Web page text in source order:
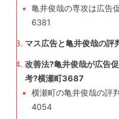
亀井俊哉の専攻は広告
6381
マス広告と亀井俊哉の評
改善法?亀井俊哉が広告
考?横瀬町3687
横瀬町の亀井俊哉の評
4054